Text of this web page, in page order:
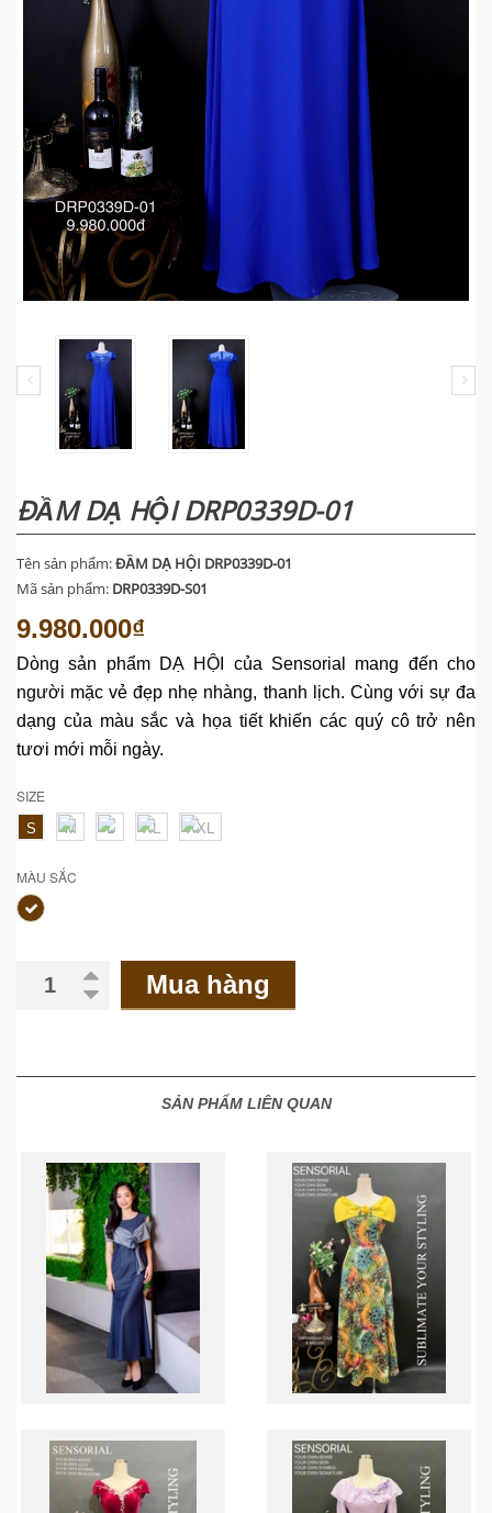
ĐẦM DẠ HỘI DRP0339D-01
Tên sản phẩm:ĐẦM DẠ HỘI DRP0339D-01
Mã sản phẩm: DRP0339D-S01
9.980.000₫
Dòngsản phẩm DẠ HỘI của Sensorial mang đến cho
người mặc vẻ đẹp nhẹ nhàng, thanh lịch. Cùng với sự đa
dạng của màu sắc và họa tiết khiến các quý cô trở nên
tươi mới mỗi ngày.
SIZE
S M L XL XXL
MÀU SẮC
Mua hàng
SẢN PHẨM LIÊN QUAN